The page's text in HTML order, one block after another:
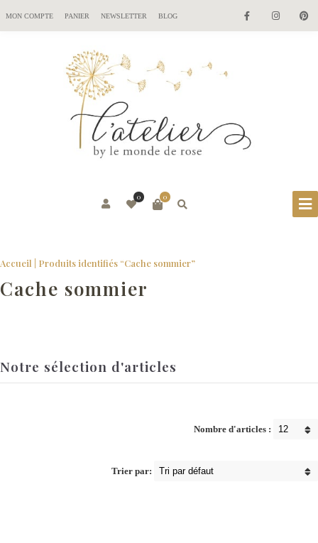
MON COMPTE PANIER NEWSLETTER BLOG
0
0
Accueil | Produits identifiés “Cache sommier”
Cache sommier
Notre sélection d'articles
Nombre d'articles :
Trier par: